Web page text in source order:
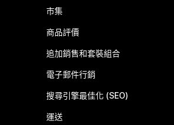
市集
商品評價
追加銷售和套裝組合
電子郵件行銷
搜尋引擎最佳化 (SEO)
運送